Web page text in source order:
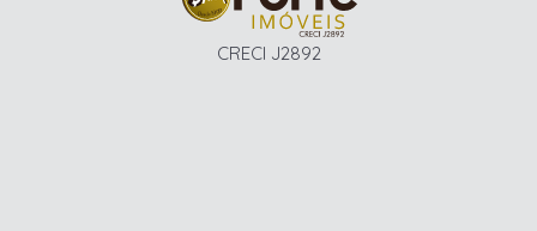
CRECI J2892